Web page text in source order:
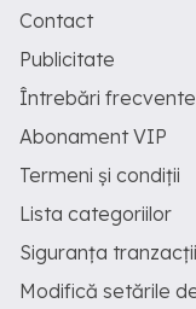
Contact
Publicitate
Întrebări frecvente
Abonament VIP
Termeni și condiții
Lista categoriilor
Siguranța
Modifică setările